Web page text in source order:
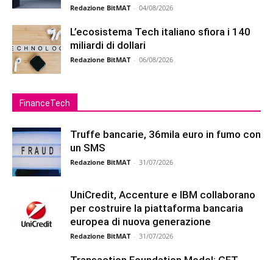
Redazione BitMAT - 04/08/2026
L’ecosistema Tech italiano sfiora i 140
miliardi di dollari
Redazione BitMAT - 06/08/2026
FinanceTech
Truffe bancarie, 36mila euro in fumo con
un SMS
Redazione BitMAT - 31/07/2026
UniCredit, Accenture e IBM collaborano
per costruire la piattaforma bancaria
europea di nuova generazione
Redazione BitMAT - 31/07/2026